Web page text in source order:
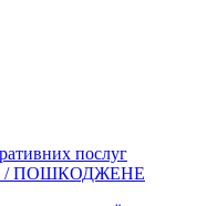
послуг
/ ПОШКОДЖЕНЕ